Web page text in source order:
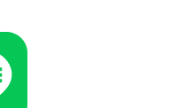
体制